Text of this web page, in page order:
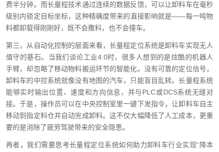
费半分钟。而长量程技术通过连续的数据反馈，可以让卸料车在毫秒
级别内锁定目标坐标，这种精确度带来的直接影响就是——每一吨物
料都卸载得刚刚好，既不会撒料，也不会撞车。
第三，从自动化控制的层面来看，长量程定位系统是卸料车实现无人
值守的基石。当我们谈论工业4.0时，很多人想到的是炫酷的机器人
手臂，却忽略了移动物料搬运环节的智能化。没有可靠的定位信号，
卸料车的中控系统就像没有地图的汽车，只能盲目乱转。长量程系统
能够实时输出位置、速度和方向信息，并与PLC或DCS系统无缝对
接。于是，操作员可以在中央控制室里一键下发指令，让卸料车自主
移动到指定料仓并自动完成卸料。这不仅大幅降低了人工成本，更重
要的是消除了疲劳驾驶带来的安全隐患。
再者，我们需要思考长量程定位系统如何助力卸料车行业实现“降本